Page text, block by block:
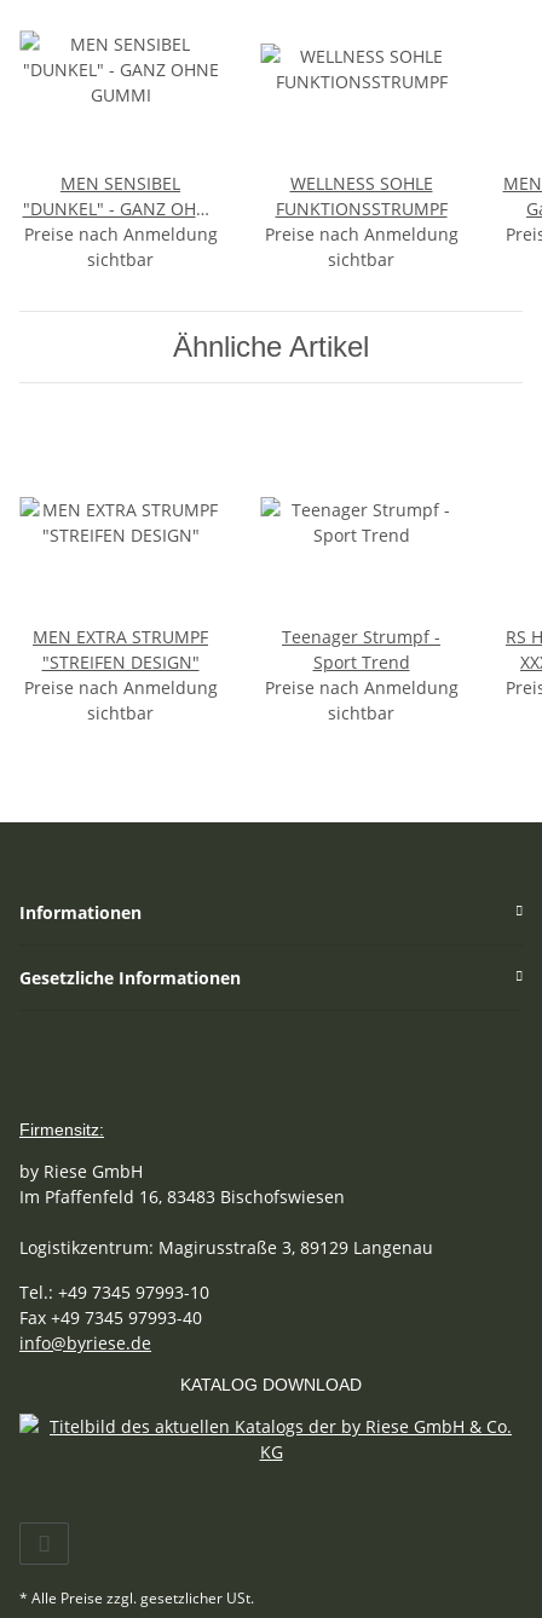
MEN SENSIBEL
"DUNKEL" - GANZ OHNE
GUMMI
Preise nach Anmeldung
sichtbar
WELLNESS SOHLE
FUNKTIONSSTRUMPF
Preise nach Anmeldung
sichtbar
Ähnliche Artikel
MEN EXTRA STRUMPF
"STREIFEN DESIGN"
Preise nach Anmeldung
sichtbar
Teenager Strumpf -
Sport Trend
Preise nach Anmeldung
sichtbar
RS
Informationen
Gesetzliche Informationen
Firmensitz:
by Riese GmbH
Im Pfaffenfeld 16, 83483 Bischofswiesen
Logistikzentrum: Magirusstraße 3, 89129 Langenau
Tel.: +49 7345 97993-10
Fax +49 7345 97993-40
info@byriese.de
KATALOG DOWNLOAD
* Alle Preise zzgl. gesetzlicher USt.